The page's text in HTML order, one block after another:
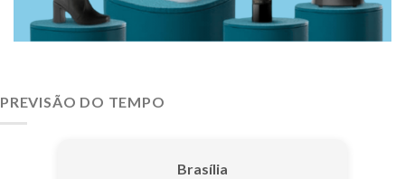
PREVISÃO DO TEMPO
Brasília